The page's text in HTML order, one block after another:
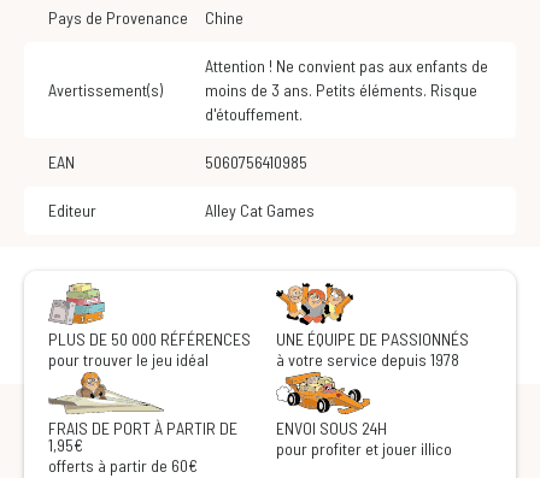
Pays de Provenance Chine
Avertissement(s)
Attention ! Ne convient pas aux enfants de
moins de 3 ans. Petits éléments. Risque
d'étouffement.
EAN 5060756410985
Editeur Alley Cat Games
PLUS DE 50 000 RÉFÉRENCES
pour trouver le jeu idéal
UNE ÉQUIPE DE PASSIONNÉS
à votre service depuis 1978
FRAIS DE PORT À PARTIR DE
1,95€
offerts à partir de 60€
ENVOI SOUS 24H
pour profiter et jouer illico